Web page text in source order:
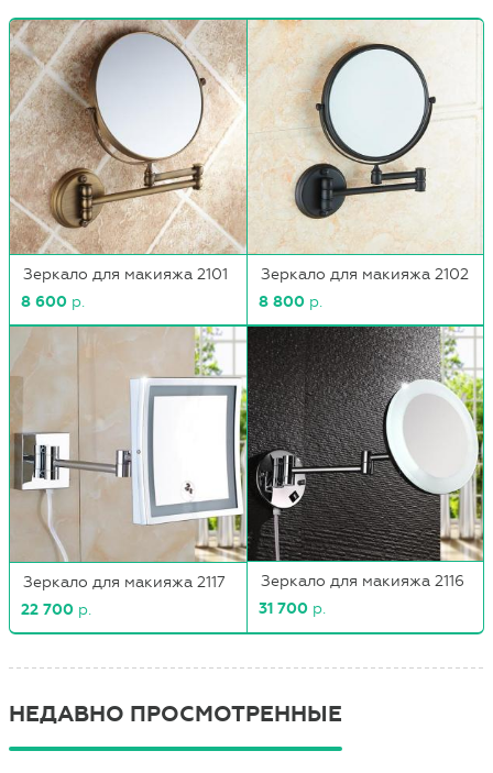
Зеркало для макияжа 2101
8 600 р.
Зеркало для макияжа 2102
8 800 р.
Зеркало для макияжа 2117
22 700 р.
Зеркало для макияжа 2116
31 700 р.
НЕДАВНО ПРОСМОТРЕННЫЕ